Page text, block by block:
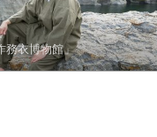
務衣博物館」